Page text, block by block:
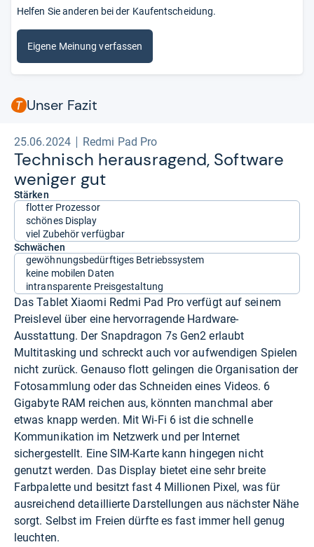
Helfen Sie anderen bei der Kaufentscheidung.
Eigene Meinung verfassen
Unser Fazit
25.06.2024 Redmi Pad Pro
Tech­nisch her­aus­ra­gend, Soft­ware
weni­ger gut
Stärken
flotter Prozessor
schönes Display
viel Zubehör verfügbar
Schwächen
gewöhnungsbedürftiges Betriebssystem
keine mobilen Daten
intransparente Preisgestaltung
Das Tablet Xiaomi Redmi Pad Pro verfügt auf seinem
Preislevel über eine hervorragende Hardware-
Ausstattung. Der Snapdragon 7s Gen2 erlaubt
Multitasking und schreckt auch vor aufwendigen Spielen
nicht zurück. Genauso flott gelingen die Organisation der
Fotosammlung oder das Schneiden eines Videos. 6
Gigabyte RAM reichen aus, könnten manchmal aber
etwas knapp werden. Mit Wi-Fi 6 ist die schnelle
Kommunikation im Netzwerk und per Internet
sichergestellt. Eine SIM-Karte kann hingegen nicht
genutzt werden. Das Display bietet eine sehr breite
Farbpalette und besitzt fast 4 Millionen Pixel, was für
ausreichend detaillierte Darstellungen aus nächster Nähe
sorgt. Selbst im Freien dürfte es fast immer hell genug
leuchten.